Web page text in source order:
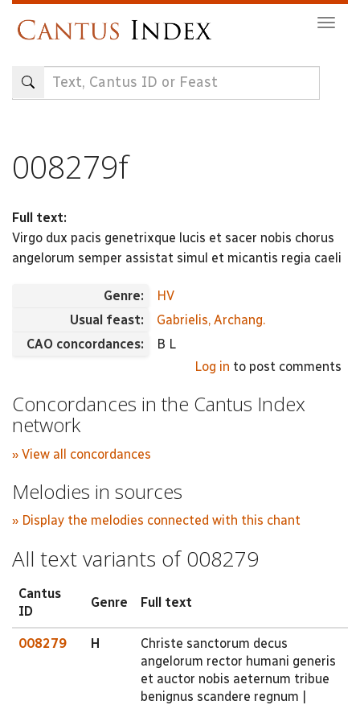
content
008279f
Full text:
Virgo dux pacis genetrixque lucis et sacer nobis chorus
angelorum semper assistat simul et micantis regia caeli
Genre:
HV
Usual feast:
Gabrielis, Archang.
CAO concordances:
B L
Log in to post comments
Concordances in the Cantus Index
network
» View all concordances
Melodies in sources
» Display the melodies connected with this chant
All text variants of 008279
Cantus
ID
Genre Full text
008279 H
Christe sanctorum decus
angelorum rector humani generis
et auctor nobis aeternum tribue
benignus scandere regnum |